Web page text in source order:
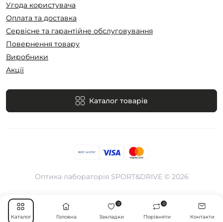
Каталог Головна Закладки
0
Порівняти
0
Контакти
Угода користувача
Оплата та доставка
Сервісне та гарантійне обслуговування
Повернення товару
Виробники
Акції
Каталог товарів
Оптика лабораторія SPORT&DRIVE © 2026